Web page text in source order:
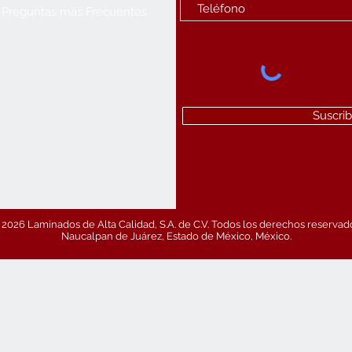
Laminados de Alta Calidad, S.A. de C.V. Todos los derechos
Naucalpan de Juárez, Estado de México, México.